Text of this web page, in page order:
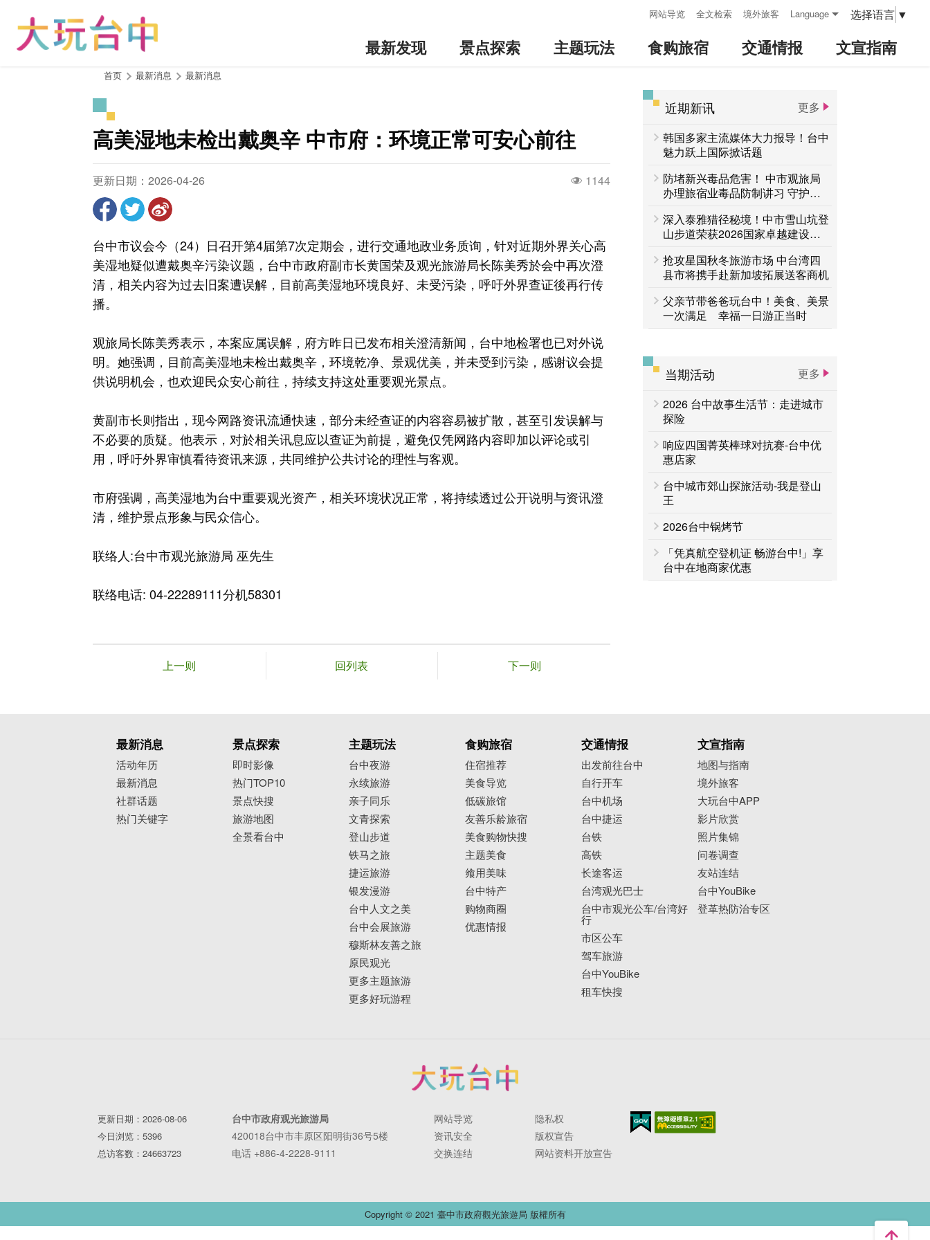
网站导览 全文检索 境外旅客 Language 选择语言 ▼
最新发现 景点探索 主题玩法 食购旅宿 交通情报 文宣指南
首页 最新消息 最新消息
高美湿地未检出戴奥辛 中市府：环境正常可安心前往
更新日期：2026-04-26 1144
台中市议会今（24）日召开第4届第7次定期会，进行交通地政业务质询，针对近期外界关心高
美湿地疑似遭戴奥辛污染议题，台中市政府副市长黄国荣及观光旅游局长陈美秀於会中再次澄
清，相关内容为过去旧案遭误解，目前高美湿地环境良好、未受污染，呼吁外界查证後再行传
播。
观旅局长陈美秀表示，本案应属误解，府方昨日已发布相关澄清新闻，台中地检署也已对外说
明。她强调，目前高美湿地未检出戴奥辛，环境乾净、景观优美，并未受到污染，感谢议会提
供说明机会，也欢迎民众安心前往，持续支持这处重要观光景点。
黄副市长则指出，现今网路资讯流通快速，部分未经查证的内容容易被扩散，甚至引发误解与
不必要的质疑。他表示，对於相关讯息应以查证为前提，避免仅凭网路内容即加以评论或引
用，呼吁外界审慎看待资讯来源，共同维护公共讨论的理性与客观。
市府强调，高美湿地为台中重要观光资产，相关环境状况正常，将持续透过公开说明与资讯澄
清，维护景点形象与民众信心。
联络人:台中市观光旅游局 巫先生
联络电话: 04-22289111分机58301
上一则 回列表 下一则
近期新讯
更多
韩国多家主流媒体大力报导！台中
魅力跃上国际掀话题
防堵新兴毒品危害！ 中市观旅局
办理旅宿业毒品防制讲习 守护旅
深入泰雅猎径秘境！中市雪山坑登
山步道荣获2026国家卓越建设奖
抢攻星国秋冬旅游市场 中台湾四
县市将携手赴新加坡拓展送客商机
父亲节带爸爸玩台中！美食、美景
一次满足 幸福一日游正当时
当期活动
更多
2026 台中故事生活节：走进城市
探险
响应四国菁英棒球对抗赛-台中优
惠店家
台中城市郊山探旅活动-我是登山
王
2026台中锅烤节
「凭真航空登机证 畅游台中!」享
台中在地商家优惠
最新消息
活动年历
最新消息
社群话题
热门关键字
景点探索
即时影像
热门TOP10
景点快搜
旅游地图
全景看台中
主题玩法
台中夜游
永续旅游
亲子同乐
文青探索
登山步道
铁马之旅
捷运旅游
银发漫游
台中人文之美
台中会展旅游
穆斯林友善之旅
原民观光
更多主题旅游
更多好玩游程
食购旅宿
住宿推荐
美食导览
低碳旅馆
友善乐龄旅宿
美食购物快搜
主题美食
飨用美味
台中特产
购物商圈
优惠情报
交通情报
出发前往台中
自行开车
台中机场
台中捷运
台铁
高铁
长途客运
台湾观光巴士
台中市观光公车/台湾好
行
市区公车
驾车旅游
台中YouBike
租车快搜
文宣指南
地图与指南
境外旅客
大玩台中APP
影片欣赏
照片集锦
问卷调查
友站连结
台中YouBike
登革热防治专区
更新日期：2026-08-06
今日浏览：5396
总访客数：24663723
台中市政府观光旅游局
420018台中市丰原区阳明街36号5楼
电话 +886-4-2228-9111
网站导览
隐私权
资讯安全
版权宣告
交换连结
网站资料开放宣告
Copyright © 2021 臺中市政府觀光旅遊局 版權所有